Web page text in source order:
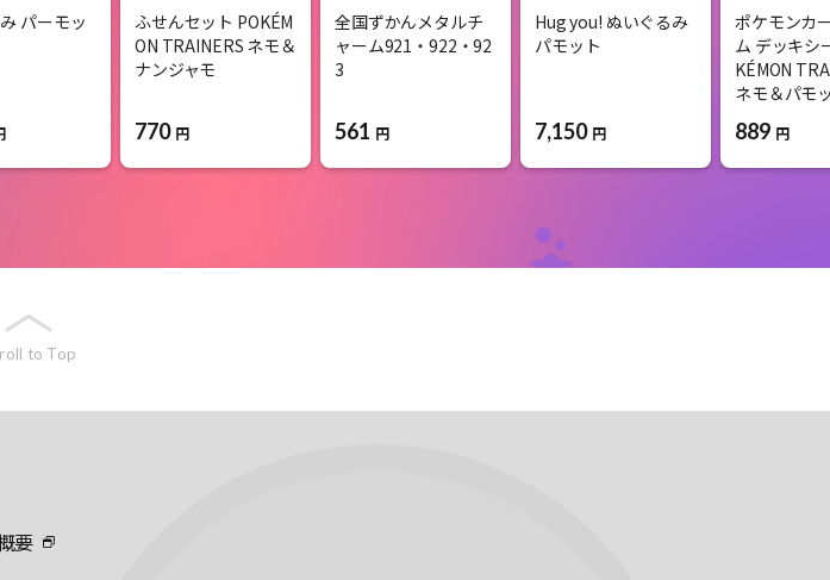
パーモッ
ふせんセット POKÉM
ON TRAINERS ネモ＆
ナンジャモ
770 円
全国ずかんメタルチ
ャーム921・922・92
3
561 円
Hug you! ぬいぐるみ
パモット
7,150 円
ポケモンカ
ム デッキシ
KÉMON
ネモ＆パモ
889 円
to Top
要